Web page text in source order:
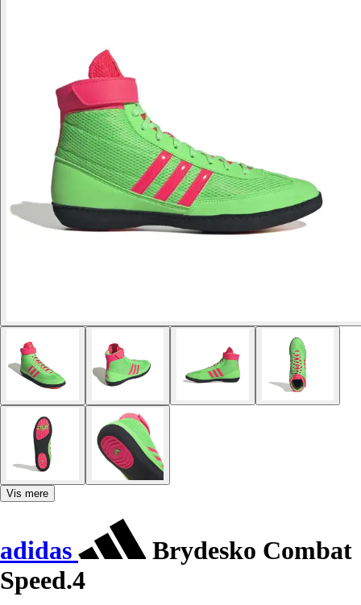
Vis mere
adidas
Brydesko Combat
Speed.4